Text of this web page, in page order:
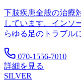
下肢疾患全般の治療
しています。インソ
らゆる足のトラブル
070-1556-7010
詳細を見る
SILVER